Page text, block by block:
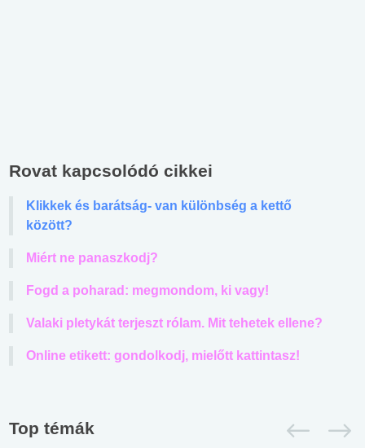
Rovat kapcsolódó cikkei
Klikkek és barátság- van különbség a kettő
között?
Miért ne panaszkodj?
Fogd a poharad: megmondom, ki vagy!
Valaki pletykát terjeszt rólam. Mit tehetek ellene?
Online etikett: gondolkodj, mielőtt kattintasz!
Top témák